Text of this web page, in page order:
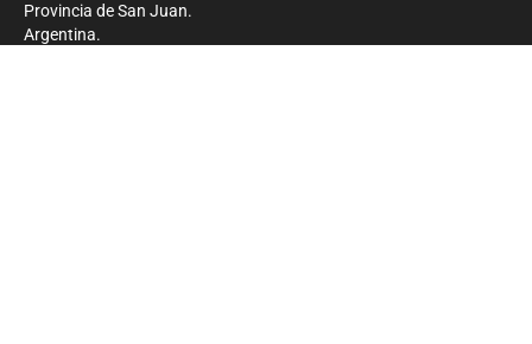
Provincia de San Juan.
Argentina.